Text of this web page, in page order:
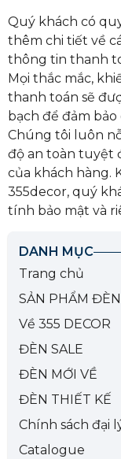
Quý khách có
thêm chi tiết về
thông tin thanh
Mọi thắc mắc,
thanh toán sẽ
bạch để đảm
Chúng tôi luôn
độ an toàn tuyệt
của khách hàng.
355decor, quý
tính bảo mật và
DANH MỤC
Trang chủ
SẢN PHẨM ĐÈN
Về 355 DECOR
ĐÈN SALE
ĐÈN MỚI VỀ
ĐÈN THIẾT KẾ
Chính sách đại
Catalogue